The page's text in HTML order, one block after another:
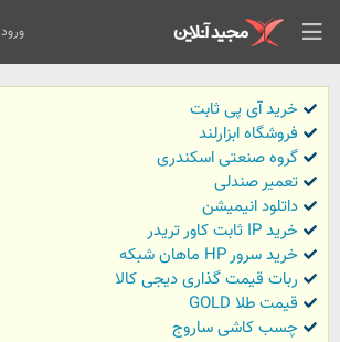
ورود
خرید آی پی ثابت
فروشگاه ابزارلند
گروه صنعتی اسکندری
تعمیر صندلی
داتلود انیمیشن
خرید IP ثابت کاور تریدر
خرید سرور HP ماهان شبکه
ربات قیمت گذاری دیجی کالا
قیمت طلا GOLD
چسب کاشی ساروج